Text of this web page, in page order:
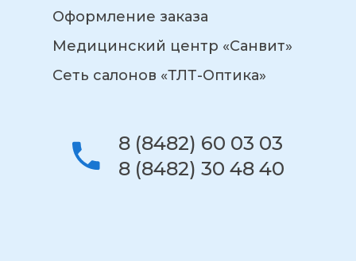
Оформление заказа
Медицинский центр «Санвит»
Сеть салонов «ТЛТ-Оптика»
8 (8482) 60 03 03
8 (8482) 30 48 40